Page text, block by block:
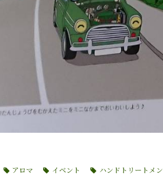
アロマ イベント ハンドトリートメ